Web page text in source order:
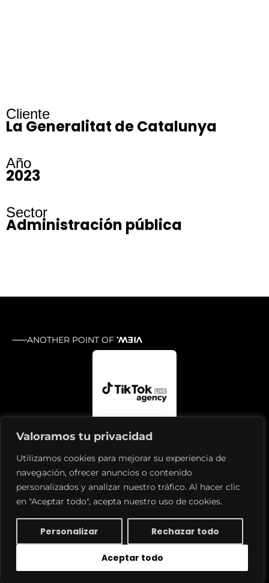
Valoramos tu privacidad
Utilizamos cookies para mejorar su experiencia de
navegación, ofrecer anuncios o contenido
personalizados y analizar nuestro tráfico. Al hacer clic
en "Aceptar todo", acepta nuestro uso de cookies.
Personalizar Rechazar todo
Aceptar todo
INFORMACIÓN DEL PROYECTO
Cliente
La Generalitat de Catalunya
Año
2023
Sector
Administración pública
ANOTHER POINT OF VIEW.
Política de privacidad
© 2026 TakeOff Hub